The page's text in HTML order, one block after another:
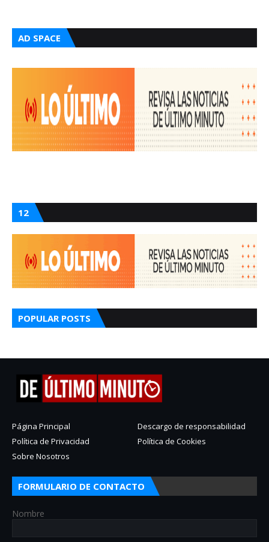
AD SPACE
12
POPULAR POSTS
Página Principal
Descargo de responsabilidad
Política de Privacidad
Política de Cookies
Sobre Nosotros
FORMULARIO DE CONTACTO
Nombre